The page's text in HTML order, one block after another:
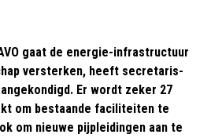
gaat de energie-infrastructuur
versterken, heeft secretaris-
Er wordt zeker 27
om bestaande faciliteiten te
om nieuwe pijpleidingen aan te